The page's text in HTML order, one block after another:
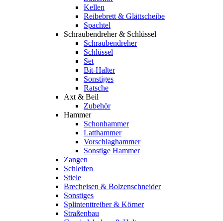
Kellen
Reibebrett & Glättscheibe
Spachtel
Schraubendreher & Schlüssel
Schraubendreher
Schlüssel
Set
Bit-Halter
Sonstiges
Ratsche
Axt & Beil
Zubehör
Hammer
Schonhammer
Latthammer
Vorschlaghammer
Sonstige Hammer
Zangen
Schleifen
Stiele
Brecheisen & Bolzenschneider
Sonstiges
Splintenttreiber & Körner
Straßenbau